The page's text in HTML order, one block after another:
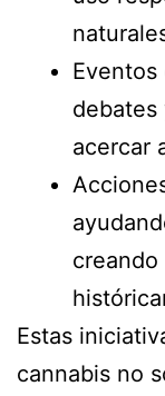
debates
acercar
creando
Estas
cannabis no